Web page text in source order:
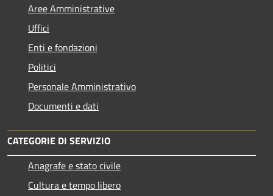
Aree Amministrative
Uffici
Enti e fondazioni
Politici
Personale Amministrativo
Documenti e dati
CATEGORIE DI SERVIZIO
Anagrafe e stato civile
Cultura e tempo libero